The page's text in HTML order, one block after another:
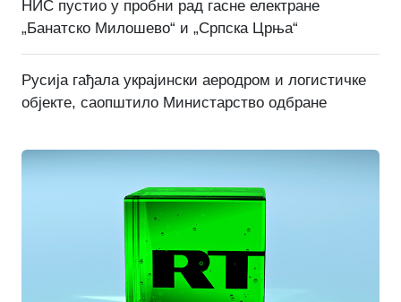
НИС пустио у пробни рад гасне електране
„Банатско Милошево“ и „Српска Црња“
Русија гађала украјински аеродром и логистичке
објекте, саопштило Министарство одбране